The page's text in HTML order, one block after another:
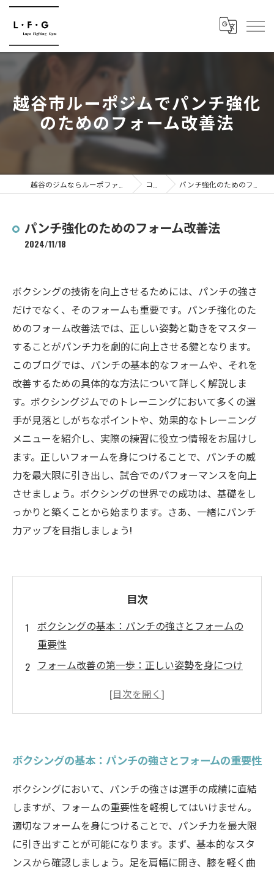
越谷市ルーポジムでパンチ強化
のためのフォーム改善法
コラム パンチ強化のためのフォーム改善法
パンチ強化のためのフォーム改善法
2024/11/18
ボクシングの技術を向上させるためには、パンチの強さ
だけでなく、そのフォームも重要です。パンチ強化のた
めのフォーム改善法では、正しい姿勢と動きをマスター
することがパンチ力を劇的に向上させる鍵となります。
このブログでは、パンチの基本的なフォームや、それを
改善するための具体的な方法について詳しく解説しま
す。ボクシングジムでのトレーニングにおいて多くの選
手が見落としがちなポイントや、効果的なトレーニング
メニューを紹介し、実際の練習に役立つ情報をお届けし
ます。正しいフォームを身につけることで、パンチの威
力を最大限に引き出し、試合でのパフォーマンスを向上
させましょう。ボクシングの世界での成功は、基礎をし
っかりと築くことから始まります。さあ、一緒にパンチ
力アップを目指しましょう!
目次
ボクシングの基本：パンチの強さとフォームの
重要性
フォーム改善の第一歩：正しい姿勢を身につけ
動きをマスターしよう：パンチ力を引き出すた
ちなポイント
効果的なトレーニングメニュー：パンチ力を向
上させる実践法
フォームを完璧にすることで得られる試合での
パフォーマンス向上
基礎を築いて成功へ：パンチ力アップの旅を共
ボクシングの基本：パンチの強さとフォームの重要性
ボクシングにおいて、パンチの強さは選手の成績に直結
しますが、フォームの重要性を軽視してはいけません。
適切なフォームを身につけることで、パンチ力を最大限
に引き出すことが可能になります。まず、基本的なスタ
ンスから確認しましょう。足を肩幅に開き、膝を軽く曲